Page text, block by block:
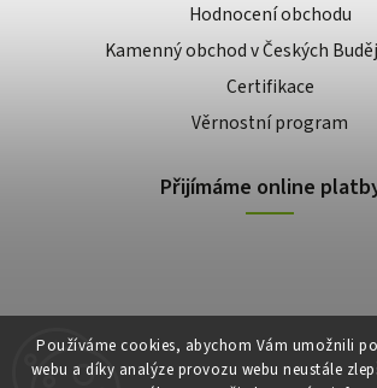
Používáme cookies, abychom Vám umožnili
webu a díky analýze provozu webu neustále
Hodnocení obchodu
Kamenný obchod v Českých
Certifikace
Věrnostní program
Přijímáme online